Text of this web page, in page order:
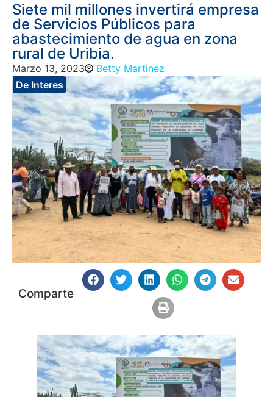
Siete mil millones invertirá empresa
de Servicios Públicos para
abastecimiento de agua en zona
rural de Uribia.
Marzo 13, 2023
Betty Martinez
De Interes
Comparte